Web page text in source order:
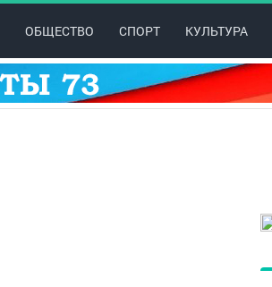
ОБЩЕСТВО СПОРТ КУЛЬТУРА